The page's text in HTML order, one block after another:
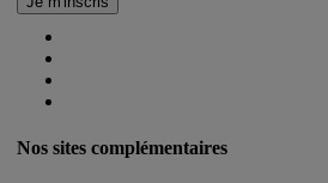
Nos sites complémentaires